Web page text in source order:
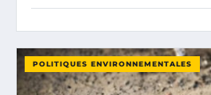
POLITIQUES ENVIRONNEMENTALES